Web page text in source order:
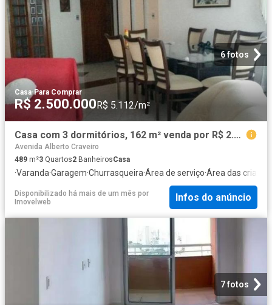
6 fotos
Casa·Para Comprar
R$ 2.500.000R$ 5.112/m²
Casa com 3 dormitórios, 162 m² venda por R$ 2.500.000,00 ou aluguel por R$ 9.982,60/mês Jardim R
Avenida Alberto Craveiro
489 m²3 Quartos2 BanheirosCasa
·Varanda·Garagem·Churrasqueira·Área de serviço·Área das
Disponibilizado há mais de um mês por
Imovelweb
Infos do anúncio
7 fotos